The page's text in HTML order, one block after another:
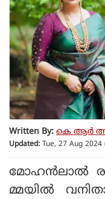
Written By: കെ ആര്‍
Updated: Tue, 27 Aug 2024
മോഹന്‍ലാല്‍
മ്മയില്‍